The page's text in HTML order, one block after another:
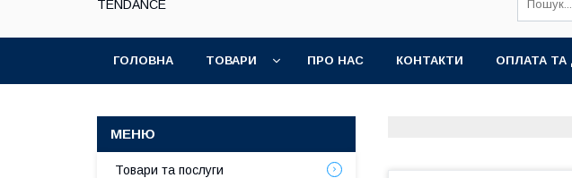
TENDANCE
ГОЛОВНА ТОВАРИ ПРО НАС КОНТАКТИ ОПЛАТА ТА
Товари та послуги